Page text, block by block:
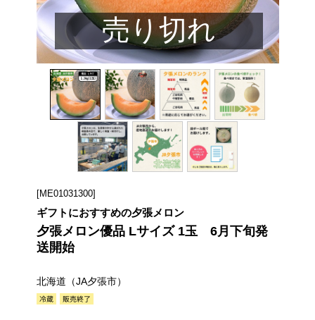
売り切れ
[ME01031300]
ギフトにおすすめの夕張メロン
夕張メロン優品 Lサイズ 1玉 6月下旬発
送開始
北海道（JA夕張市）